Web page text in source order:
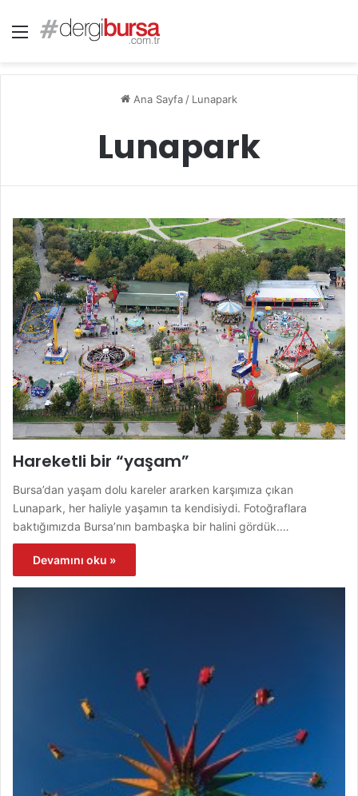
Menü
Ana Sayfa / Lunapark
Lunapark
Hareketli bir “yaşam”
Bursa’dan yaşam dolu kareler ararken karşımıza çıkan
Lunapark, her haliyle yaşamın ta kendisiydi. Fotoğraflara
baktığımızda Bursa’nın bambaşka bir halini gördük.…
Devamını oku »